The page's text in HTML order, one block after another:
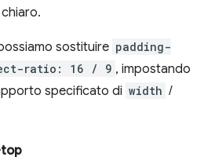
sostituire padding-
ratio: 16 / 9 , impostando
specificato di width /